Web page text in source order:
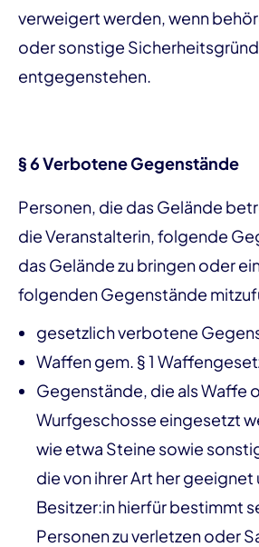
verweigert werden, wenn
oder sonstige
entgegenstehen.
§ 6 Verbotene Gegenstände
Personen, die das Gelände
die Veranstalterin, folgende
das Gelände zu bringen oder
folgenden Gegenstände
gesetzlich verbotene
Waffen gem. § 1
Gegenstände, die als Waffe
Wurfgeschosse eingesetzt
wie etwa Steine sowie
die von ihrer Art her geeignet
Besitzer:in hierfür bestimmt
Personen zu verletzen oder